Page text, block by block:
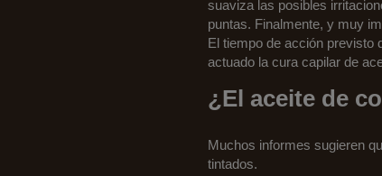
suaviza las posibles
puntas. Finalmente, y muy
El tiempo de acción previsto
actuado la cura capilar de
¿El aceite de
Muchos informes sugieren
tintados.